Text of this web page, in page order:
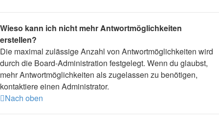
Wieso kann ich nicht mehr Antwortmöglichkeiten
erstellen?
Die maximal zulässige Anzahl von Antwortmöglichkeiten wird
durch die Board-Administration festgelegt. Wenn du glaubst,
mehr Antwortmöglichkeiten als zugelassen zu benötigen,
kontaktiere einen Administrator.
Nach oben